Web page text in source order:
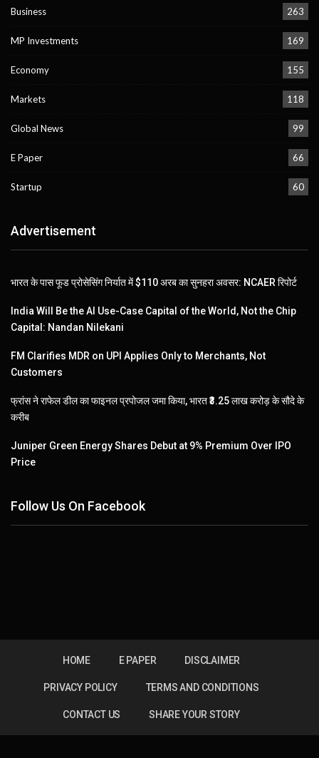
Business 263
MP Investments 169
Economy 155
Markets 118
Global News 99
E Paper 66
Startup 60
Advertisement
भारत के पास फूड प्रोसेसिंग निर्यात में $110 अरब का सुनहरा अवसर: NCAER रिपोर्ट
India Will Be the AI Use-Case Capital of the World, Not the Chip
Capital: Nandan Nilekani
FM Clarifies MDR on UPI Applies Only to Merchants, Not
Customers
फ्रांस ने राफेल डील का फाइनल प्रपोजल जमा किया, भारत ₹3.25 लाख करोड़ के सौदे के
करीब
Juniper Green Energy Shares Debut at 9% Premium Over IPO
Price
Follow Us On Facebook
HOME E PAPER DISCLAIMER
PRIVACY POLICY TERMS AND CONDITIONS
CONTACT US SHARE YOUR STORY